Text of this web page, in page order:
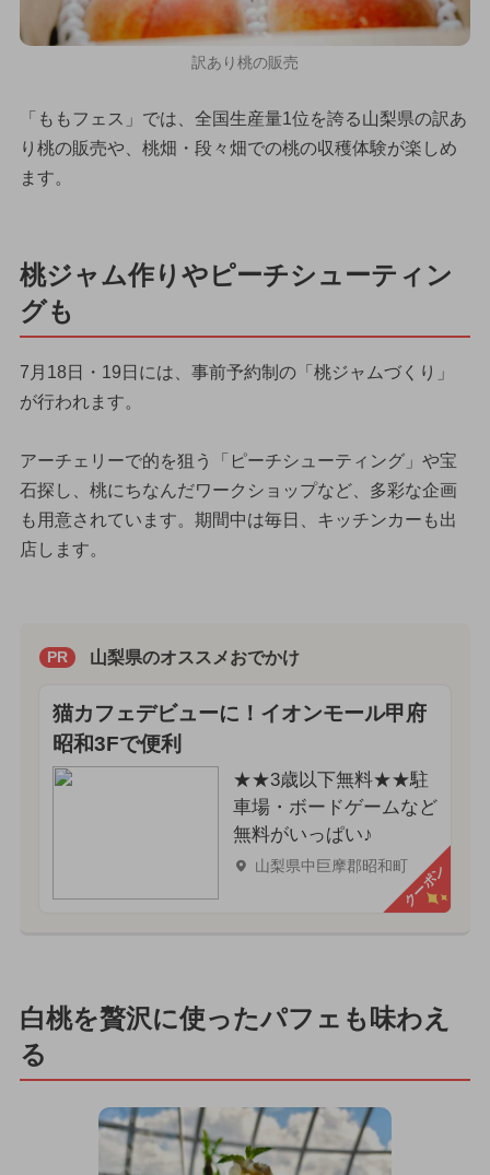
訳あり桃の販売
「ももフェス」では、全国生産量1位を誇る山梨県の訳あ
り桃の販売や、桃畑・段々畑での桃の収穫体験が楽しめ
ます。
桃ジャム作りやピーチシューティン
グも
7月18日・19日には、事前予約制の「桃ジャムづくり」
が行われます。
アーチェリーで的を狙う「ピーチシューティング」や宝
石探し、桃にちなんだワークショップなど、多彩な企画
も用意されています。期間中は毎日、キッチンカーも出
店します。
PR 山梨県のオススメおでかけ
猫カフェデビューに！イオンモール甲府
昭和3Fで便利
★★3歳以下無料★★駐
車場・ボードゲームなど
無料がいっぱい♪
山梨県中巨摩郡昭和町クーポン
白桃を贅沢に使ったパフェも味わえ
る